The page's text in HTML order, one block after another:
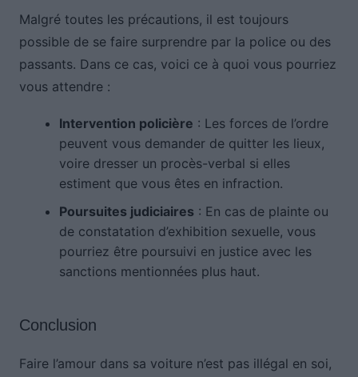
Malgré toutes les précautions, il est toujours
possible de se faire surprendre par la police ou des
passants. Dans ce cas, voici ce à quoi vous pourriez
vous attendre :
Intervention policière : Les forces de l’ordre
peuvent vous demander de quitter les lieux,
voire dresser un procès-verbal si elles
estiment que vous êtes en infraction.
Poursuites judiciaires : En cas de plainte ou
de constatation d’exhibition sexuelle, vous
pourriez être poursuivi en justice avec les
sanctions mentionnées plus haut.
Conclusion
Faire l’amour dans sa voiture n’est pas illégal en soi,